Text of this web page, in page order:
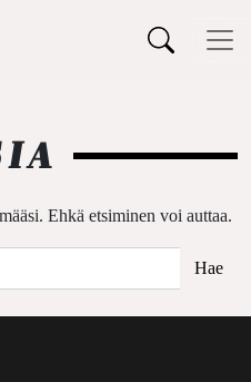
Ehkä etsiminen voi auttaa.